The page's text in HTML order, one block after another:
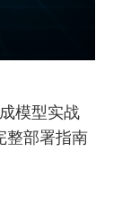
模型实战
整部署指南